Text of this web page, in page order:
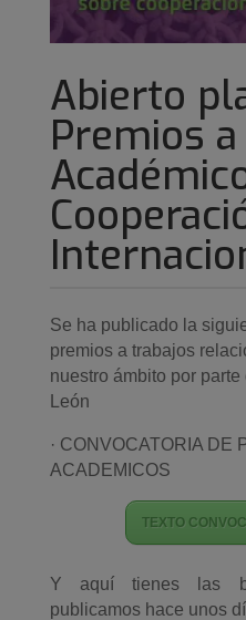
Abierto
Premios
Se ha publicado la
premios a trabajos
nuestro ámbito por
León
· CONVOCATORIA DE
ACADEMICOS
TEXTO
Y aquí tienes las
publicamos hace unos